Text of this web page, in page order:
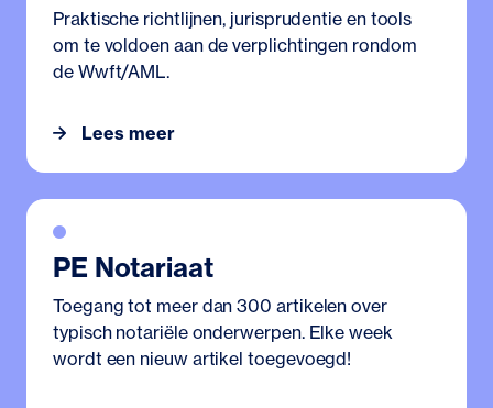
Praktische richtlijnen, jurisprudentie en tools
om te voldoen aan de verplichtingen rondom
de Wwft/AML.
Lees meer
PE Notariaat
Toegang tot meer dan 300 artikelen over
typisch notariële onderwerpen. Elke week
wordt een nieuw artikel toegevoegd!